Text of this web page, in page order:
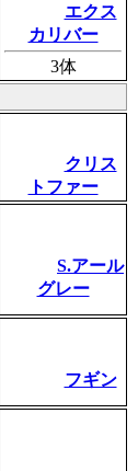
エクス
カリバー
3体
クリス
トファー
S.アール
グレー
フギン